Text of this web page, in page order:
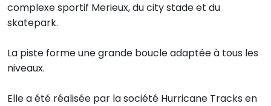
complexe sportif Merieux, du city stade et du
skatepark.
La piste forme une grande boucle adaptée à tous les
niveaux.
Elle a été réalisée par la société Hurricane Tracks en